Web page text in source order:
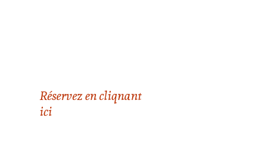
Réservez en cliqnant
ici